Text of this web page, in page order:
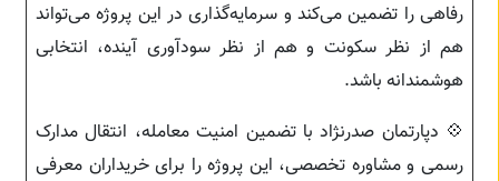
رفاهی را تضمین می‌کند و سرمایه‌گذاری در این پروژه می‌تواند
هم از نظر سکونت و هم از نظر سودآوری آینده، انتخابی
هوشمندانه باشد.
💠 دپارتمان صدرنژاد با تضمین امنیت معامله، انتقال مدارک
رسمی و مشاوره تخصصی، این پروژه را برای خریداران معرفی